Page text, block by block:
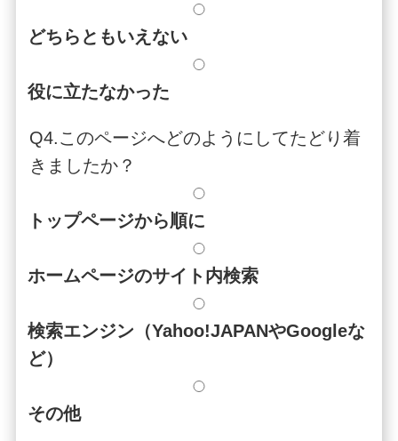
どちらともいえない
役に立たなかった
Q4.このページへどのようにしてたどり着
きましたか？
トップページから順に
ホームページのサイト内検索
検索エンジン（Yahoo!JAPANやGoogleな
ど）
その他